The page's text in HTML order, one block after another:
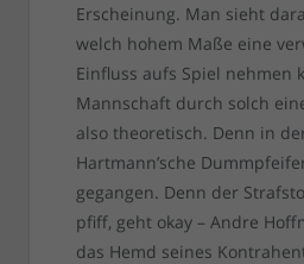
Erscheinung. Man sieht
welch hohem Maße eine
Einfluss aufs Spiel nehmen
Mannschaft durch solch
also theoretisch. Denn in
Hartmann’sche
gegangen. Denn der
pfiff, geht okay – Andre
das Hemd seines